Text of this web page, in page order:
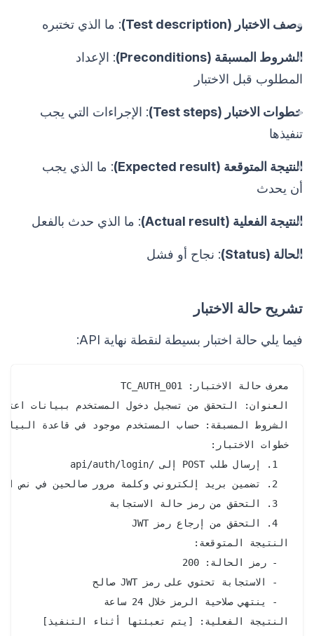
وصف الاختبار (Test description) : ما الذي تختبره
الشروط المسبقة (Preconditions)
: الإعداد
المطلوب قبل الاختبار
خطوات الاختبار (Test steps)
: الإجراءات التي يجب
تنفيذها
النتيجة المتوقعة (Expected result)
: ما الذي يجب
أن يحدث
النتيجة الفعلية (Actual result) : ما الذي حدث بالفعل
الحالة (Status) : نجاح أو فشل
تشريح حالة الاختبار
فيما يلي حالة اختبار بسيطة لنقطة نهاية API: